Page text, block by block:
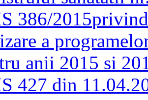
386/2015
a
anii 2015 si
427 din